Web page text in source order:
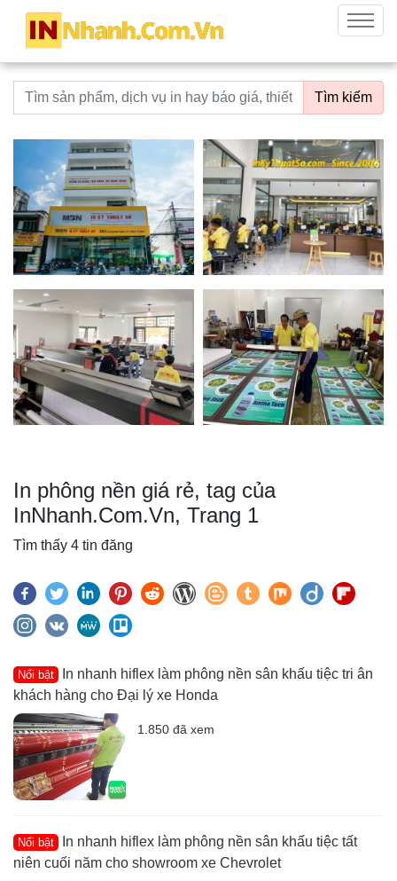
innhanh.com.vn
Menu
Từ khoá tìm kiếm Tìm kiếm
In phông nền giá rẻ, tag của
InNhanh.Com.Vn, Trang 1
Tìm thấy 4 tin đăng
Nổi bật
In nhanh hiflex làm phông nền sân khấu tiệc tri ân
khách hàng cho Đại lý xe Honda
1.850 đã xem
Nổi bật
In nhanh hiflex làm phông nền sân khấu tiệc tất
niên cuối năm cho showroom xe Chevrolet